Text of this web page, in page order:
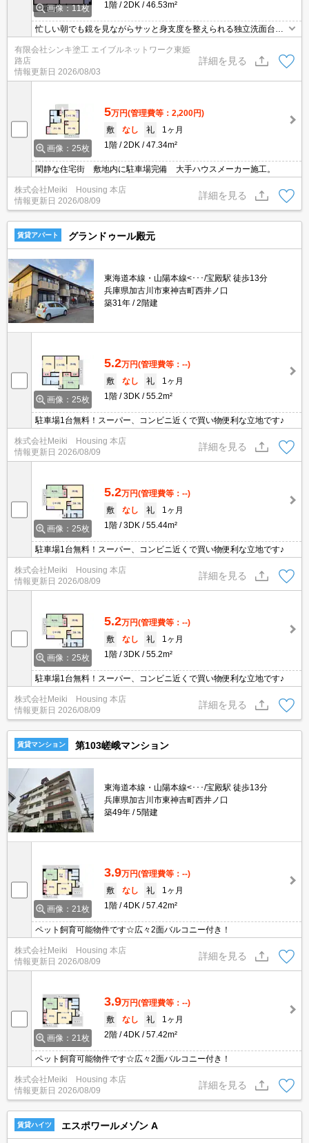
画像：11枚 1階 2DK 46.53m²
忙しい朝でも鏡を見ながらサッと身支度を整えられる独立洗面台を
備えております♪収納はクロゼット・シューズボックス・全居室収納
などが備え付けられているので、衣類や日用品の収納に重宝します♪
知らない来訪者が来てもTVインターホン越しに確認できるので防犯
対策として優れております♪エアコン付きの物件なので、快適に生活
できます♪
有限会社シンキ塗工 エイブルネットワーク東姫
路店
情報更新日 2026/08/03
詳細を見る
画像：25枚
5万円(管理費等：2,200円)
敷
なし 礼
1ヶ月
1階
2DK 47.34m²
閑静な住宅街 敷地内に駐車場完備 大手ハウスメーカー施工。
株式会社Meiki Housing 本店
情報更新日 2026/08/09
詳細を見る
賃貸アパート グランドゥール殿元
東海道本線・山陽本線<･･･/宝殿駅 徒歩13分
兵庫県加古川市東神吉町西井ノ口
築31年
2階建
画像：25枚
5.2万円(管理費等：--)
敷
なし 礼
1ヶ月
1階
3DK 55.2m²
駐車場1台無料！スーパー、コンビニ近くで買い物便利な立地です♪
株式会社Meiki Housing 本店
情報更新日 2026/08/09
詳細を見る
画像：25枚
5.2万円(管理費等：--)
敷
なし 礼
1ヶ月
1階
3DK 55.44m²
駐車場1台無料！スーパー、コンビニ近くで買い物便利な立地です♪
株式会社Meiki Housing 本店
情報更新日 2026/08/09
詳細を見る
画像：25枚
5.2万円(管理費等：--)
敷
なし 礼
1ヶ月
1階
3DK 55.2m²
駐車場1台無料！スーパー、コンビニ近くで買い物便利な立地です♪
株式会社Meiki Housing 本店
情報更新日 2026/08/09
詳細を見る
賃貸マンション 第103嵯峨マンション
東海道本線・山陽本線<･･･/宝殿駅 徒歩13分
兵庫県加古川市東神吉町西井ノ口
築49年
5階建
画像：21枚
3.9万円(管理費等：--)
敷
なし 礼
1ヶ月
1階
4DK 57.42m²
ペット飼育可能物件です☆広々2面バルコニー付き！
株式会社Meiki Housing 本店
情報更新日 2026/08/09
詳細を見る
画像：21枚
3.9万円(管理費等：--)
敷
なし 礼
1ヶ月
2階
4DK 57.42m²
ペット飼育可能物件です☆広々2面バルコニー付き！
株式会社Meiki Housing 本店
情報更新日 2026/08/09
詳細を見る
賃貸ハイツ エスポワールメゾン A